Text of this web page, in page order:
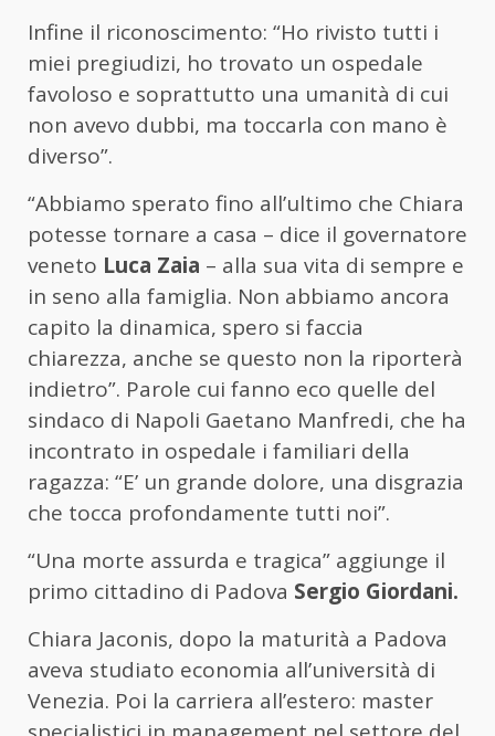
Infine il riconoscimento: “Ho rivisto tutti i
miei pregiudizi, ho trovato un ospedale
favoloso e soprattutto una umanità di cui
non avevo dubbi, ma toccarla con mano è
diverso”.
“Abbiamo sperato fino all’ultimo che Chiara
potesse tornare a casa – dice il governatore
veneto Luca Zaia – alla sua vita di sempre e
in seno alla famiglia. Non abbiamo ancora
capito la dinamica, spero si faccia
chiarezza, anche se questo non la riporterà
indietro”. Parole cui fanno eco quelle del
sindaco di Napoli Gaetano Manfredi, che ha
incontrato in ospedale i familiari della
ragazza: “E’ un grande dolore, una disgrazia
che tocca profondamente tutti noi”.
“Una morte assurda e tragica” aggiunge il
primo cittadino di Padova Sergio Giordani.
Chiara Jaconis, dopo la maturità a Padova
aveva studiato economia all’università di
Venezia. Poi la carriera all’estero: master